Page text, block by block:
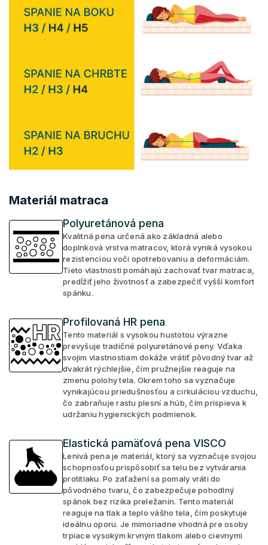
Materiál matraca
Polyuretánová pena
Kvalitná pena určená ako základná alebo
doplnková vrstva matracov, ktorá vyniká vysokou
rezistenciou voči opotrebovaniu a deformáciám.
Tieto vlastnosti pomáhajú zachovať tvar matraca,
predĺžiť jeho životnosť a zabezpečiť vyšší komfort
spánku.
Profilovaná HR pena
Tento materiál s vysokou hustotou výrazne
prevyšuje tradičné polyuretánové peny. Vďaka
svojim vlastnostiam dokáže vrátiť pôvodný tvar až
dvakrát rýchlejšie, čím pružnejšie reaguje na
zmenu polohy tela. Okrem toho sa vyznačuje
vynikajúcou priedušnosťou a cirkuláciou vzduchu,
čo zabraňuje rastu plesní a húb, čím prispieva k
udržaniu hygienických podmienok.
Elastická pamäťová pena VISCO
Lenivá pena je materiál, ktorý sa vyznačuje svojou
schopnosťou prispôsobiť sa telu bez vytvárania
protitlaku. Po zaťažení sa pomaly vráti do
pôvodného tvaru, čo zabezpečuje pohodlný
spánok bez rizika preležanín. Tento materiál
reaguje na tlak a teplo vášho tela, čím poskytuje
ideálnu oporu. Je mimoriadne vhodná pre osoby
trpiace vysokým krvným tlakom alebo cievnymi